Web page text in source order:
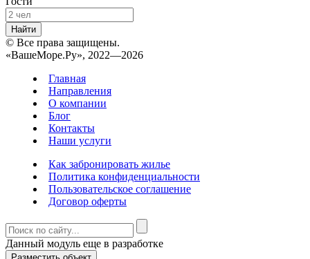
Найти
© Все права защищены.
«ВашеМоре.Ру», 2022—2026
Главная
Направления
О компании
Блог
Контакты
Наши услуги
Как забронировать жилье
Политика конфиденциальности
Пользовательское соглашение
Договор оферты
Данный модуль еще в разработке